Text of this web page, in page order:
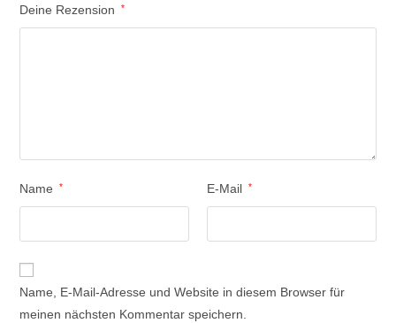
Deine Rezension *
Name * E-Mail *
Name, E-Mail-Adresse und Website in diesem Browser für
meinen nächsten Kommentar speichern.